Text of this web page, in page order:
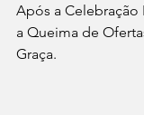
Após a Celebração
a Queima de
Graça.